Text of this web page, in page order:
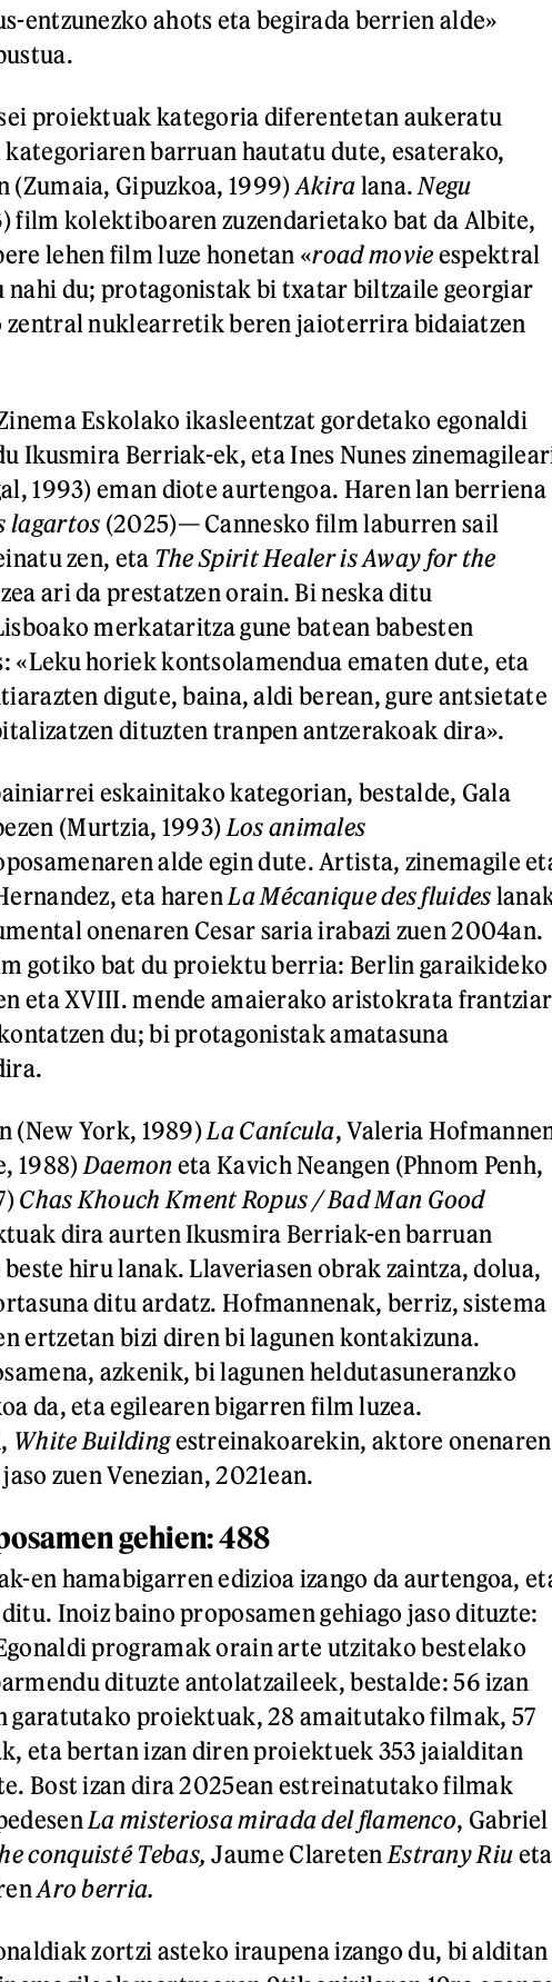
entzunezko ahots eta begirada berrien alde»
proiektuak kategoria diferentetan aukeratu
barruan hautatu dute, esaterako,
(Zumaia, Gipuzkoa, 1999) Akira lana. Negu
film kolektiboaren zuzendarietako bat da Albite,
lehen film luze honetan «road movie espektral
nahi du; protagonistak bi txatar biltzaile georgiar
zentral nuklearretik beren jaioterrira bidaiatzen
Eskolako ikasleentzat gordetako egonaldi
Ikusmira Berriak-ek, eta Ines Nunes
1993) eman diote aurtengoa. Haren lan berriena
lagartos (2025)— Cannesko film laburren sail
zen, eta The Spirit Healer is Away for the
ari da prestatzen orain. Bi neska ditu
merkataritza gune batean babesten
«Leku horiek kontsolamendua ematen dute, eta
digute, baina, aldi berean, gure antsietate
dituzten tranpen antzerakoak dira».
eskainitako kategorian, bestalde, Gala
(Murtzia, 1993) Los animales
alde egin dute. Artista, zinemagile
eta haren La Mécanique des fluides
onenaren Cesar saria irabazi zuen 2004an.
gotiko bat du proiektu berria: Berlin garaikideko
eta XVIII. mende amaierako aristokrata frantziar
du; bi protagonistak amatasuna
(New York, 1989) La Canícula, Valeria
1988) Daemon eta Kavich Neangen (Phnom Penh,
Chas Khouch Kment Ropus / Bad Man Good
dira aurten Ikusmira Berriak-en barruan
hiru lanak. Llaveriasen obrak zaintza, dolua,
ditu ardatz. Hofmannenak, berriz, sistema
ertzetan bizi diren bi lagunen kontakizuna.
azkenik, bi lagunen heldutasuneranzko
da, eta egilearen bigarren film luzea.
White Buildingestreinakoarekin, aktore onenaren
zuen Venezian, 2021ean.
gehien: 488
en hamabigarren edizioa izango da aurtengoa,
Inoiz baino proposamen gehiago jaso dituzte:
programak orain arte utzitako bestelako
dituzte antolatzaileek, bestalde: 56 izan
garatutako proiektuak, 28 amaitutako filmak, 57
eta bertan izan diren proiektuek 353 jaialditan
Bost izan dira 2025ean estreinatutako filmak
La misteriosa mirada del flamenco, Gabriel
conquisté Tebas,Jaume Clareten Estrany Riu eta
Aro berria.
zortzi asteko iraupena izango du, bi alditan